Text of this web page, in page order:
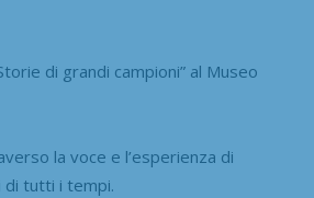
di grandi campioni” al Museo
la voce e l’esperienza di
di tutti i tempi.